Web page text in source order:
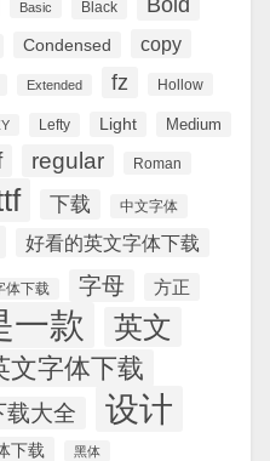
Basic Black
Condensed copy
Extended fz Hollow
Lefty Light Medium
regular Roman
下载 中文字体
好看的英文字体下载
体下载 字母 方正
一款 英文
文字体下载
载大全 设计
下载 黑体